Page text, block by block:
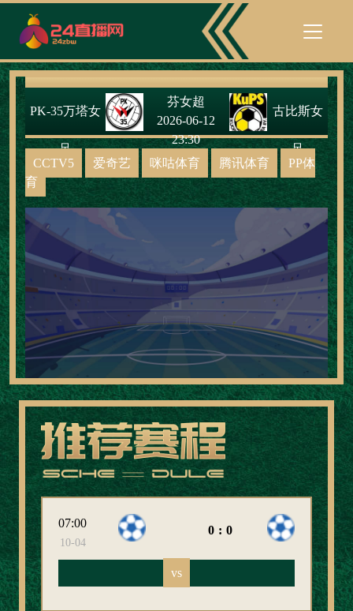
PK-35万塔女
足
芬女超
2026-06-12
23:30
古比斯女
足
CCTV5
爱奇艺 咪咕体育 腾讯体育
PP体
育
07:00
10-04
0:0
vs